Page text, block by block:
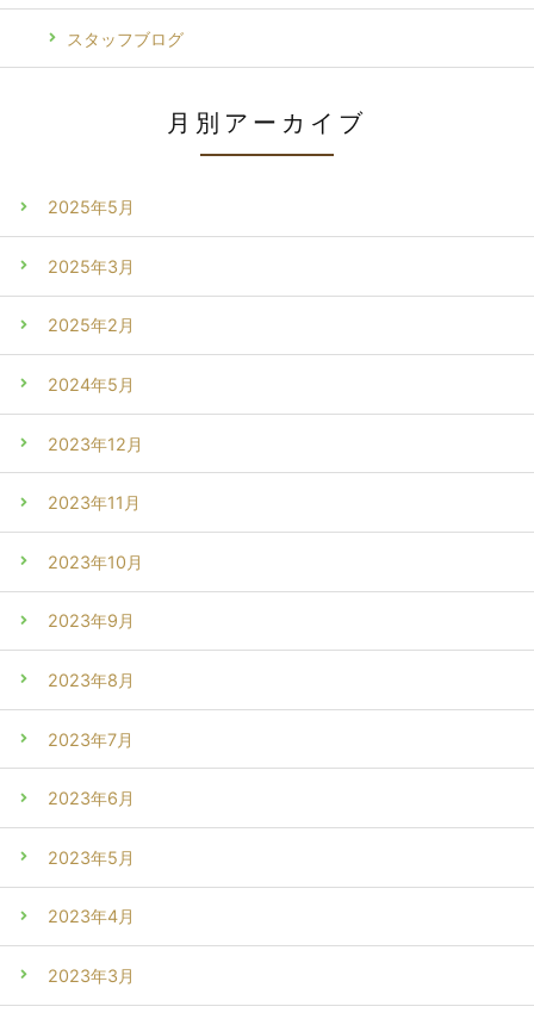
スタッフブログ
月別アーカイブ
2025年5月
2025年3月
2025年2月
2024年5月
2023年12月
2023年11月
2023年10月
2023年9月
2023年8月
2023年7月
2023年6月
2023年5月
2023年4月
2023年3月